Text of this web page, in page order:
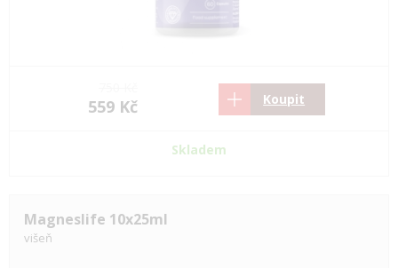
559 Kč Koupit
Skladem
Magneslife 10x25ml
višeň